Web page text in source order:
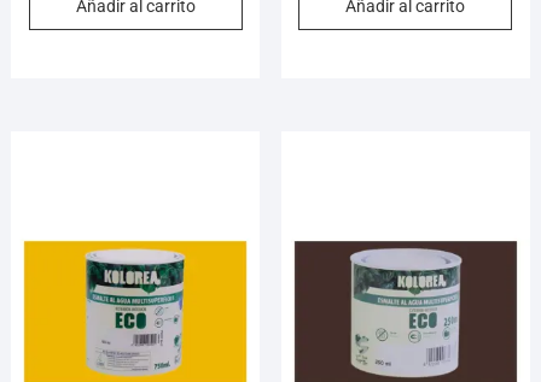
Añadir al carrito Añadir al carrito